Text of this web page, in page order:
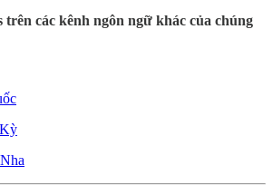
các kênh ngôn ngữ khác của chúng